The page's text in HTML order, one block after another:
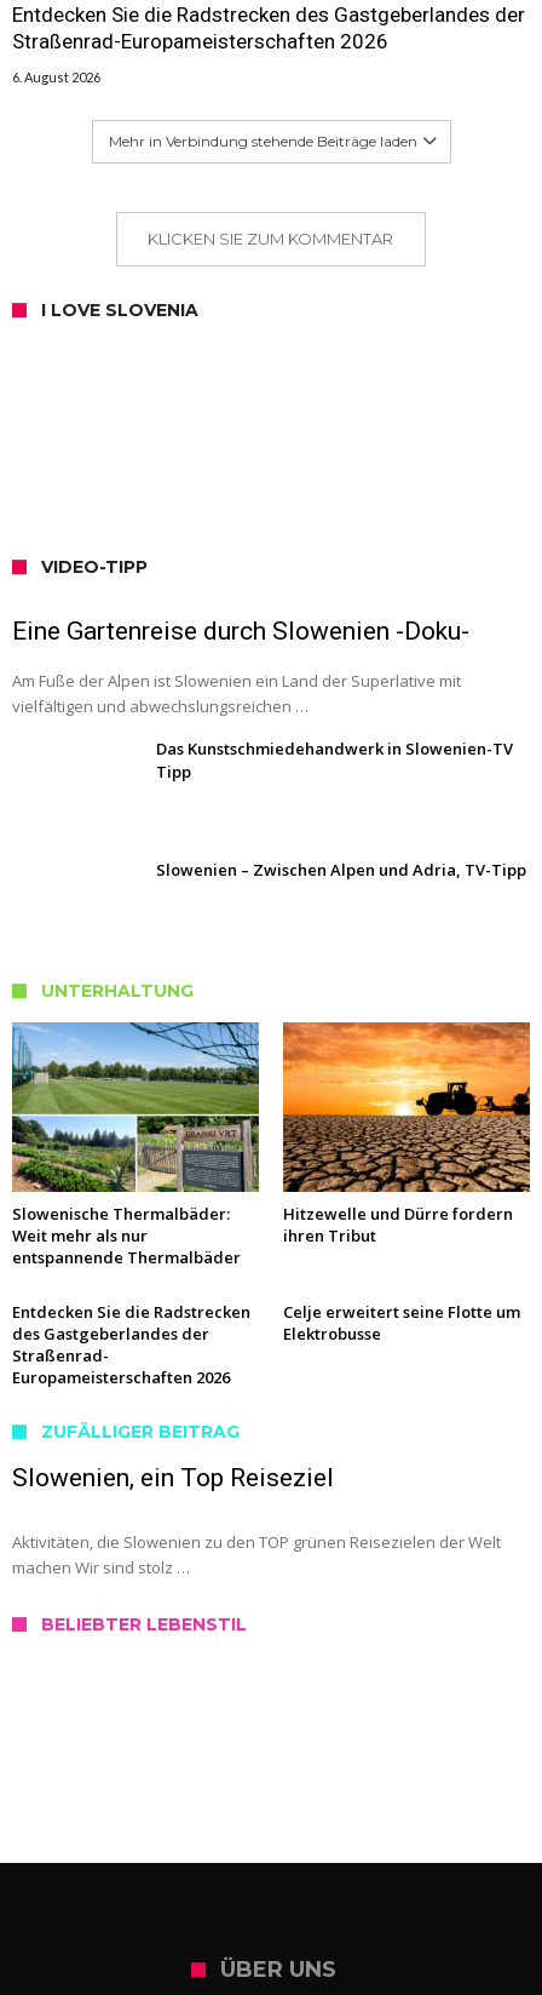
Entdecken Sie die Radstrecken des Gastgeberlandes der
Straßenrad-Europameisterschaften 2026
6. August 2026
Mehr in Verbindung stehende Beiträge laden
KLICKEN SIE ZUM KOMMENTAR
I LOVE SLOVENIA
VIDEO-TIPP
Eine Gartenreise durch Slowenien -Doku-
Am Fuße der Alpen ist Slowenien ein Land der Superlative mit
vielfältigen und abwechslungsreichen …
Das Kunstschmiedehandwerk in Slowenien-TV
Tipp
Slowenien – Zwischen Alpen und Adria, TV-Tipp
UNTERHALTUNG
Slowenische Thermalbäder:
Weit mehr als nur
entspannende Thermalbäder
Hitzewelle und Dürre fordern
ihren Tribut
Entdecken Sie die Radstrecken
des Gastgeberlandes der
Straßenrad-
Europameisterschaften 2026
Celje erweitert seine Flotte um
Elektrobusse
ZUFÄLLIGER BEITRAG
Slowenien, ein Top Reiseziel
Aktivitäten, die Slowenien zu den TOP grünen Reisezielen der Welt
machen Wir sind stolz …
BELIEBTER LEBENSTIL
ÜBER UNS